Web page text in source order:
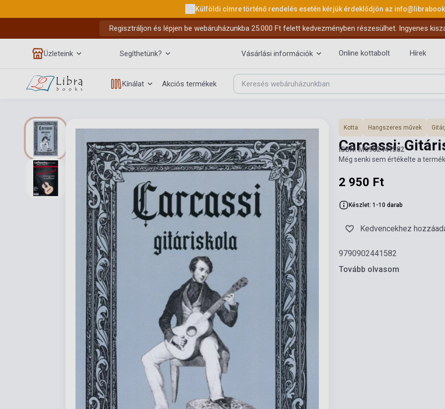
Külföldi címre történő rendelés esetén kérjük érdeklődjön az
Regisztráljon és lépjen be webáruházunkba 25.000 Ft felett kedvezményben részesülhet. Ingyenes
Üzleteink Segíthetünk? Vásárlási információk Online kottabolt Hírek
Kínálat Akciós termékek
Kotta Hangszeres művek
Carcassi:
ISBN: M0902441582
Még senki sem értékelte a
2 950 Ft
Készlet: 1-10 darab
Kedvencekhez
9790902441582
Tovább olvasom